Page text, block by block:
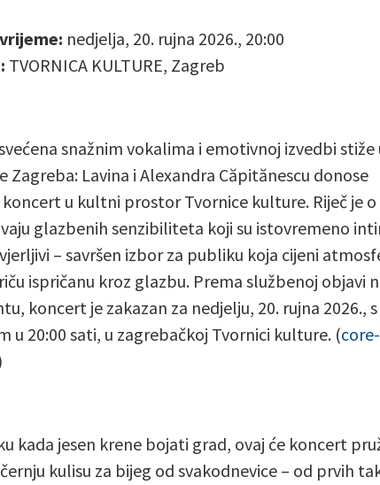
nedjelja, 20. rujna 2026., 20:00
TVORNICA KULTURE, Zagreb
snažnim vokalima i emotivnoj izvedbi stiže
Zagreba: Lavina i Alexandra Căpitănescu donose
u kultni prostor Tvornice kulture. Riječ je o
glazbenih senzibiliteta koji su istovremeno
– savršen izbor za publiku koja cijeni
ispričanu kroz glazbu. Prema službenoj objavi
koncert je zakazan za nedjelju, 20. rujna 2026., s
u 20:00 sati, u zagrebačkoj Tvornici kulture. (core-
kada jesen krene bojati grad, ovaj će koncert
kulisu za bijeg od svakodnevice – od prvih